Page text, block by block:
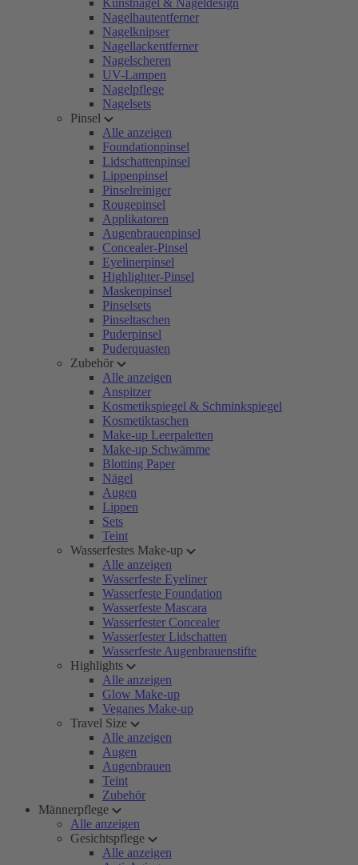
Kunstnägel & Nageldesign
Nagelhautentferner
Nagelknipser
Nagellackentferner
Nagelscheren
UV-Lampen
Nagelpflege
Nagelsets
Pinsel
Alle anzeigen
Foundationpinsel
Lidschattenpinsel
Lippenpinsel
Pinselreiniger
Rougepinsel
Applikatoren
Augenbrauenpinsel
Concealer-Pinsel
Eyelinerpinsel
Highlighter-Pinsel
Maskenpinsel
Pinselsets
Pinseltaschen
Puderpinsel
Puderquasten
Zubehör
Alle anzeigen
Anspitzer
Kosmetikspiegel & Schminkspiegel
Kosmetiktaschen
Make-up Leerpaletten
Make-up Schwämme
Blotting Paper
Nägel
Augen
Lippen
Sets
Teint
Wasserfestes Make-up
Alle anzeigen
Wasserfeste Eyeliner
Wasserfeste Foundation
Wasserfeste Mascara
Wasserfester Concealer
Wasserfester Lidschatten
Wasserfeste Augenbrauenstifte
Highlights
Alle anzeigen
Glow Make-up
Veganes Make-up
Travel Size
Alle anzeigen
Augen
Augenbrauen
Teint
Zubehör
Männerpflege
Alle anzeigen
Gesichtspflege
Alle anzeigen